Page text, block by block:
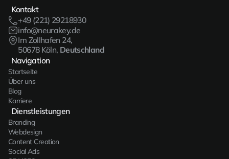
Kontakt
+49 (221) 29218930
info@neurakey.de
Im Zollhafen 24,
50678 Köln, Deutschland
Navigation
Startseite
Über uns
Blog
Karriere
Dienstleistungen
Branding
Webdesign
Content Creation
Social Ads